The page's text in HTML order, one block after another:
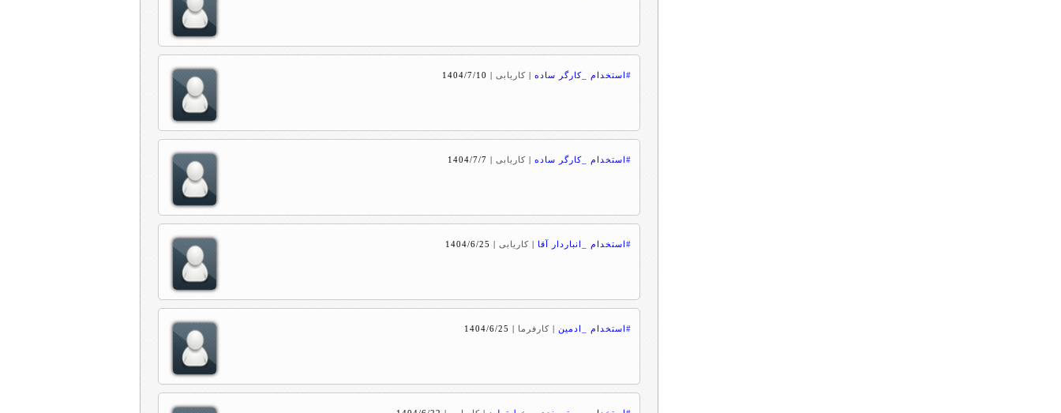
#استخدام _کارگر ساده | کاریابی|
1404/7/10
#استخدام _کارگر ساده | کاریابی|
1404/7/7
#استخدام _انباردار آقا | کاریابی|
1404/6/25
#استخدام _ادمین | کارفرما |
1404/6/25